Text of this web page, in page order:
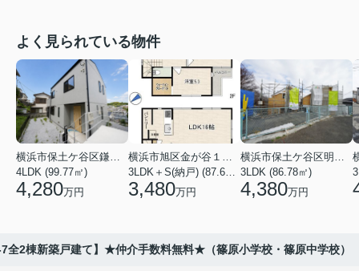
よく見られている物件
横浜市保土ケ谷区鎌谷町
4LDK (99.77㎡)
4,280万円
横浜市旭区金が谷１丁目
3LDK＋S(納戸) (87.61㎡)
3,480万円
横浜市保土ケ谷区明神台
3LDK (86.78㎡)
4,380万円
全2棟新築戸建て】★仲介手数料無料★（篠原小学校・篠原中学校）